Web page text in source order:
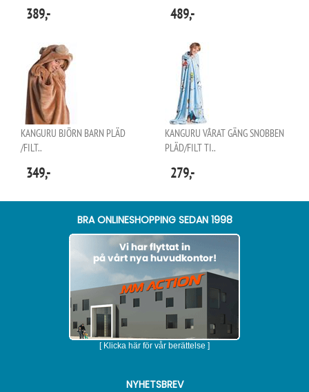
389,- 489,-
KANGURU BJÖRN BARN PLÄD
/FILT..
349,-
KANGURU VÅRAT GÄNG SNOBBEN
PLÄD/FILT TI..
279,-
BRA ONLINESHOPPING SEDAN 1998
[ Klicka här för vår berättelse ]
NYHETSBREV